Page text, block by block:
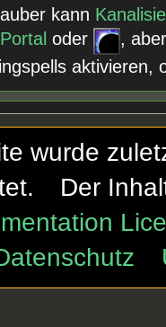
kann
oder
,
aktivieren,
wurde
Der